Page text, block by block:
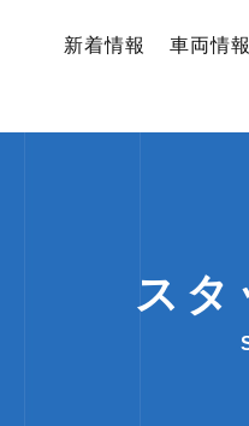
新着情報 車両情報
スタ